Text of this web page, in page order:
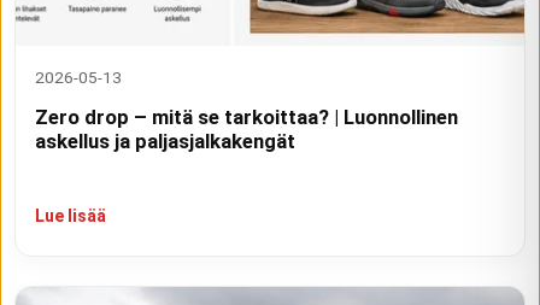
2026-05-13
Zero drop – mitä se tarkoittaa? | Luonnollinen
askellus ja paljasjalkakengät
Lue lisää